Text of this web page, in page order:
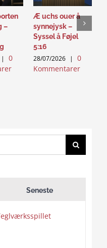
–
|
0
Æ uchs ouer å
synnejysk –
Syssel å Føjel
5:16
28/07/2026 |
0
Kommentarer
Seneste